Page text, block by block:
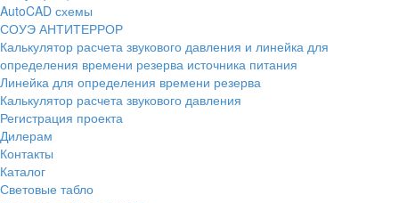
AutoCAD схемы
СОУЭ АНТИТЕРРОР
Калькулятор расчета звукового давления и линейка для
определения времени резерва источника питания
Линейка для определения времени резерва
Калькулятор расчета звукового давления
Регистрация проекта
Дилерам
Контакты
Каталог
Световые табло